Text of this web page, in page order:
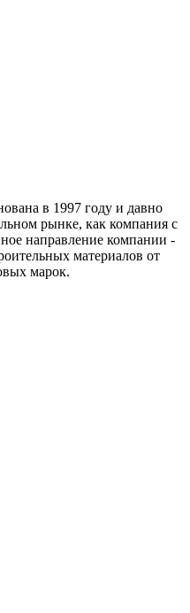
в 1997 году и давно
рынке, как компания с
направление компании -
материалов от
марок.